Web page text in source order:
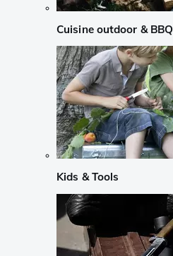
Cuisine outdoor & BBQ
Kids & Tools